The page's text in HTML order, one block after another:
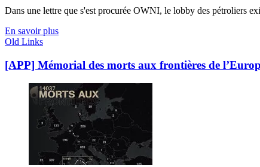
Dans une lettre que s'est procurée OWNI, le lobby des pétroliers
En savoir plus
Old Links
[APP] Mémorial des morts aux frontières de